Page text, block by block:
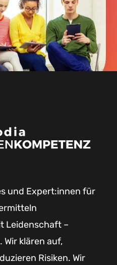
und Expert:innen für
Leidenschaft –
klären auf,
Risiken. Wir